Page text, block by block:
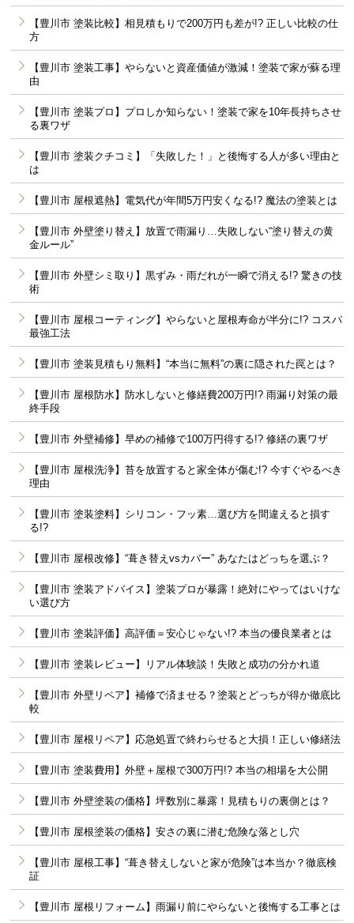
【豊川市 塗装比較】相見積もりで200万円も差が!? 正しい比較の仕
方
【豊川市 塗装工事】やらないと資産価値が激減！塗装で家が蘇る理
由
【豊川市 塗装プロ】プロしか知らない！塗装で家を10年長持ちさせ
る裏ワザ
【豊川市 塗装クチコミ】「失敗した！」と後悔する人が多い理由と
は
【豊川市 屋根遮熱】電気代が年間5万円安くなる!? 魔法の塗装とは
【豊川市 外壁塗り替え】放置で雨漏り…失敗しない“塗り替えの黄
金ルール”
【豊川市 外壁シミ取り】黒ずみ・雨だれが一瞬で消える!? 驚きの技
術
【豊川市 屋根コーティング】やらないと屋根寿命が半分に!? コスパ
最強工法
【豊川市 塗装見積もり無料】“本当に無料”の裏に隠された罠とは？
【豊川市 屋根防水】防水しないと修繕費200万円!? 雨漏り対策の最
終手段
【豊川市 外壁補修】早めの補修で100万円得する!? 修繕の裏ワザ
【豊川市 屋根洗浄】苔を放置すると家全体が傷む!? 今すぐやるべき
理由
【豊川市 塗装塗料】シリコン・フッ素…選び方を間違えると損す
る!?
【豊川市 屋根改修】“葺き替えvsカバー” あなたはどっちを選ぶ？
【豊川市 塗装アドバイス】塗装プロが暴露！絶対にやってはいけな
い選び方
【豊川市 塗装評価】高評価＝安心じゃない!? 本当の優良業者とは
【豊川市 塗装レビュー】リアル体験談！失敗と成功の分かれ道
【豊川市 外壁リペア】補修で済ませる？塗装とどっちが得か徹底比
較
【豊川市 屋根リペア】応急処置で終わらせると大損！正しい修繕法
【豊川市 塗装費用】外壁＋屋根で300万円!? 本当の相場を大公開
【豊川市 外壁塗装の価格】坪数別に暴露！見積もりの裏側とは？
【豊川市 屋根塗装の価格】安さの裏に潜む危険な落とし穴
【豊川市 屋根工事】“葺き替えしないと家が危険”は本当か？徹底検
証
【豊川市 屋根リフォーム】雨漏り前にやらないと後悔する工事とは